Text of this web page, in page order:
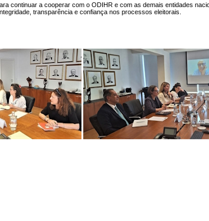
continuar a cooperar com o ODIHR e com as demais entidades
transparência e confiança nos processos eleitorais.